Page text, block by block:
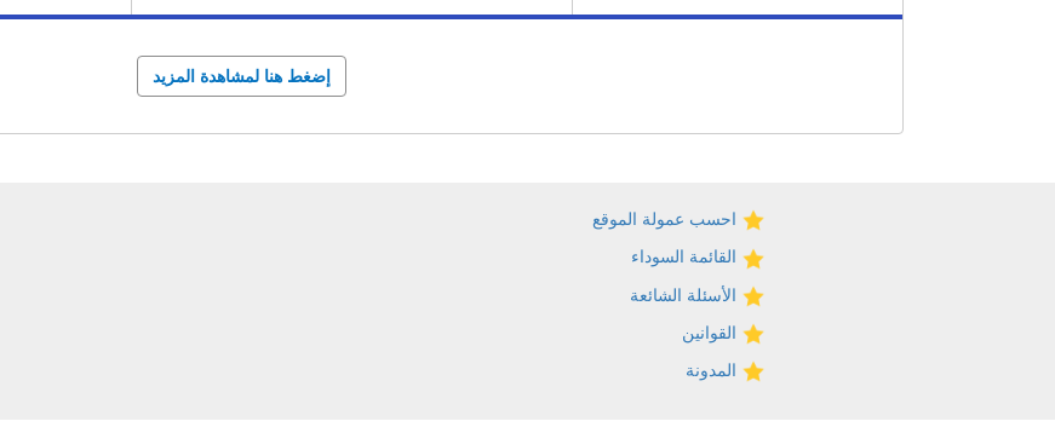
إضغط هنا لمشاهدة المزيد
احسب عمولة الموقع
القائمة السوداء
الأسئلة الشائعة
القوانين
المدونة